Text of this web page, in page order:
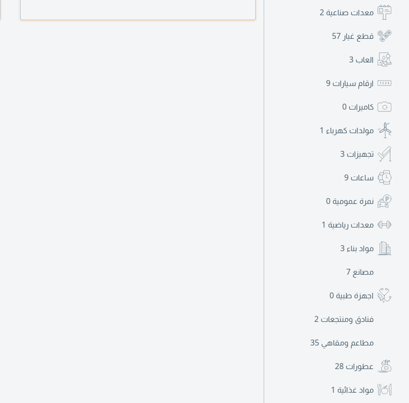
معدات صناعية 2
قطع غيار 57
العاب 3
ارقام سيارات 9
كاميرات 0
مولدات كهرباء 1
تجهيزات 3
ساعات 9
نمرة عمومية 0
معدات رياضية 1
مواد بناء 3
مصانع 7
اجهزة طبية 0
فنادق ومنتجعات 2
مطاعم ومقاهي 35
عطورات 28
مواد غذائية 1